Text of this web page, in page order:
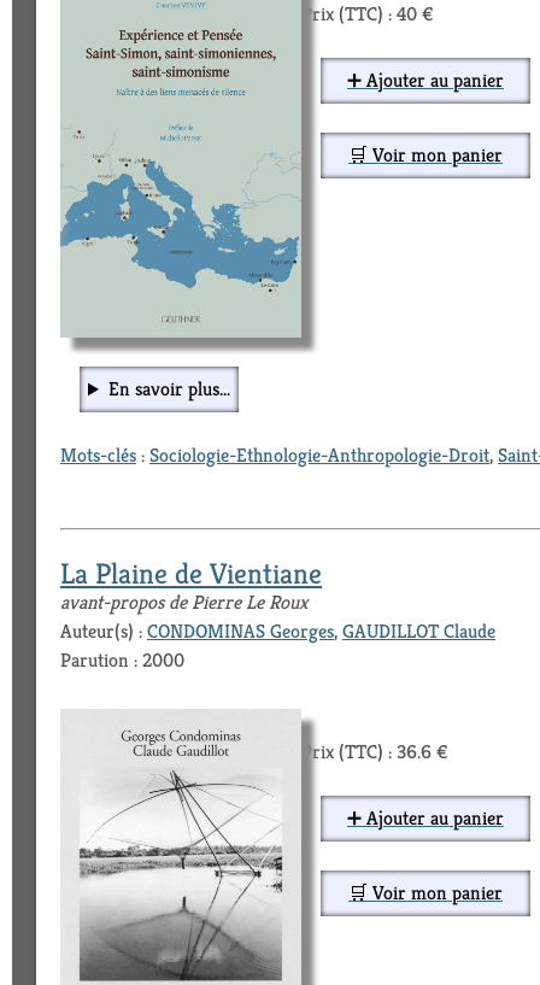
Prix (TTC) : 40 €
➕ Ajouter au panier
🛒 Voir mon panier
En savoir plus...
Mots-clés:Sociologie-Ethnologie-Anthropologie-Droit,
La Plaine de Vientiane
avant-propos de Pierre Le Roux
Auteur(s) :CONDOMINAS Georges,GAUDILLOT Claude
Parution : 2000
Prix (TTC) : 36.6 €
➕ Ajouter au panier
🛒 Voir mon panier